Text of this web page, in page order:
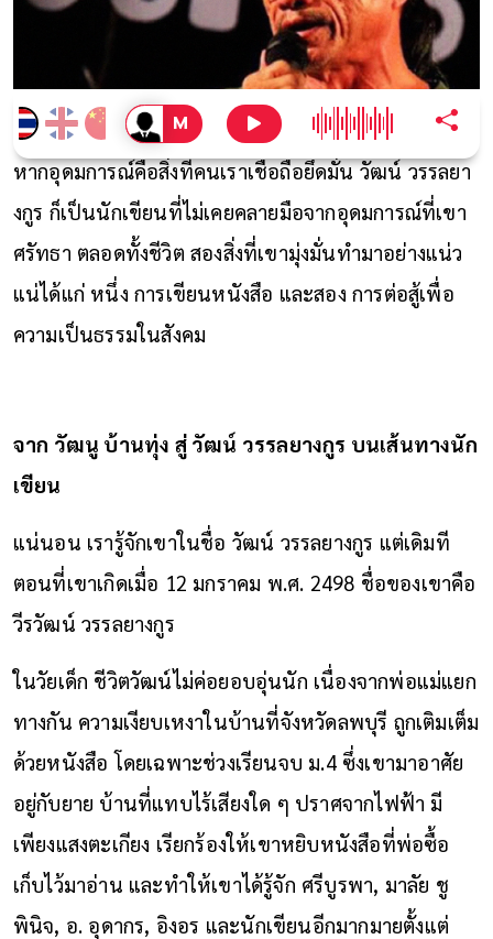
หากอุดมการณ์คือสิ่งที่คนเราเชื่อถือยึดมั่น วัฒน์ วรรลยา
งกูร ก็เป็นนักเขียนที่ไม่เคยคลายมือจากอุดมการณ์ที่เขา
ศรัทธา ตลอดทั้งชีวิต สองสิ่งที่เขามุ่งมั่นทำมาอย่างแน่ว
แน่ได้แก่ หนึ่ง การเขียนหนังสือ และสอง การต่อสู้เพื่อ
ความเป็นธรรมในสังคม
จาก วัฒนู บ้านทุ่ง สู่ วัฒน์ วรรลยางกูร บนเส้นทางนัก
เขียน
แน่นอน เรารู้จักเขาในชื่อ วัฒน์ วรรลยางกูร แต่เดิมที
ตอนที่เขาเกิดเมื่อ 12 มกราคม พ.ศ. 2498 ชื่อของเขาคือ
วีรวัฒน์ วรรลยางกูร
ในวัยเด็ก ชีวิตวัฒน์ไม่ค่อยอบอุ่นนัก เนื่องจากพ่อแม่แยก
ทางกัน ความเงียบเหงาในบ้านที่จังหวัดลพบุรี ถูกเติมเต็ม
ด้วยหนังสือ โดยเฉพาะช่วงเรียนจบ ม.4 ซึ่งเขามาอาศัย
อยู่กับยาย บ้านที่แทบไร้เสียงใด ๆ ปราศจากไฟฟ้า มี
เพียงแสงตะเกียง เรียกร้องให้เขาหยิบหนังสือที่พ่อซื้อ
เก็บไว้มาอ่าน และทำให้เขาได้รู้จัก ศรีบูรพา, มาลัย ชู
พินิจ, อ. อุดากร, อิงอร และนักเขียนอีกมากมายตั้งแต่